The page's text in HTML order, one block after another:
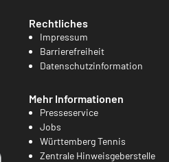
Rechtliches
Impressum
Barrierefreiheit
Datenschutzinformation
Mehr Informationen
Presseservice
Jobs
Württemberg Tennis
Zentrale Hinweisgeberstelle